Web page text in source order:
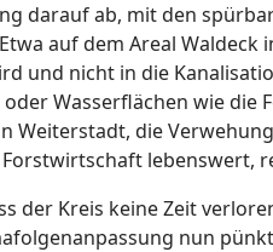
darauf ab, mit den
auf dem Areal
und nicht in die
Wasserflächen wie die
Weiterstadt, die
lebenswert,
der Kreis keine Zeit
nun